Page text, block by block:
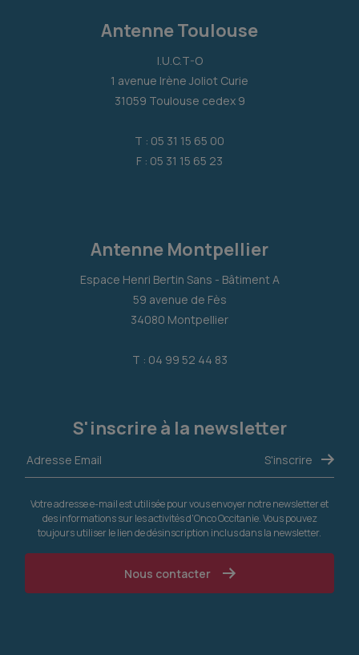
Antenne Toulouse
I.U.C.T-O
1 avenue Irène Joliot Curie
31059 Toulouse cedex 9
T : 05 31 15 65 00
F : 05 31 15 65 23
Antenne Montpellier
Espace Henri Bertin Sans - Bâtiment A
59 avenue de Fès
34080 Montpellier
T : 04 99 52 44 83
S'inscrire à la newsletter
Votre adresse e-mail est utilisée pour vous envoyer notre newsletter et
des informations sur les activités d'Onco Occitanie. Vous pouvez
toujours utiliser le lien de désinscription inclus dans la newsletter.
Nous contacter